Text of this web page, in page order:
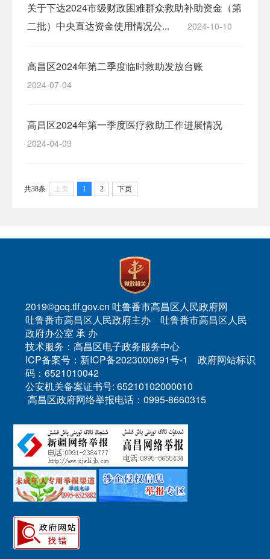
关于下达2024市级财政困难群众救助补助资金（第
二批）中央直达资金使用情况公...
2024-10-10
高昌区2024年第二季度临时救助发放台账
2024-07-04
高昌区2024年第一季度医疗救助工作进展情况
2024-04-09
共38条 上页 1 2 下页
2019©gcq.tlf.gov.cn 吐鲁番市高昌区人民政府网
吐鲁番市高昌区人民政府主办 吐鲁番市高昌区人民
政府办公室 承 办
技术服务：高昌区电子政务服务中心
ICP备案号：新ICP备2023000691号-1 政府网站标识
码：6521010042
公安机关备案证书号: 65210102000010
高昌区政府网络举报电话：0995-8660315